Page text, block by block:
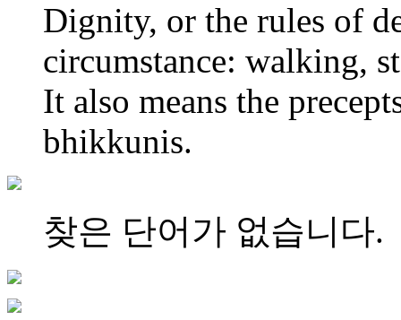
Dignity, or the rules of
circumstance: walking,
It also means the
bhikkunis.
찾은 단어가 없습니다.